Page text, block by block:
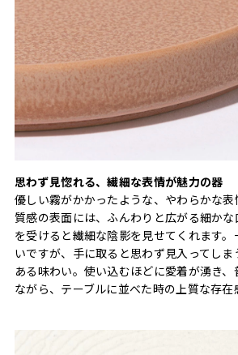
思わず見惚れる、繊細な表情が魅力の器
優しい霧がかかったような、やわらかな
質感の表面には、ふんわりと広がる細か
を受けると繊細な陰影を見せてくれます。
いですが、手に取ると思わず見入ってし
ある味わい。使い込むほどに愛着が湧き、
ながら、テーブルに並べた時の上質な存在